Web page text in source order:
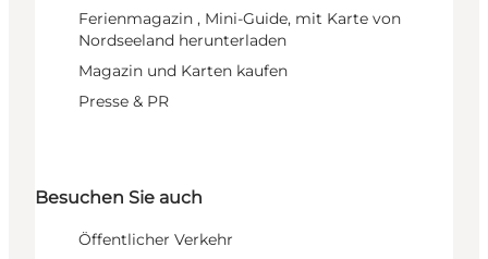
Ferienmagazin , Mini-Guide, mit Karte von
Nordseeland herunterladen
Magazin und Karten kaufen
Presse & PR
Besuchen Sie auch
Öffentlicher Verkehr